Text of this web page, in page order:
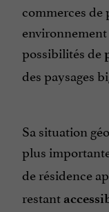
commerces
possibilités de
des paysages
Sa situation
plus
de résidence
restant